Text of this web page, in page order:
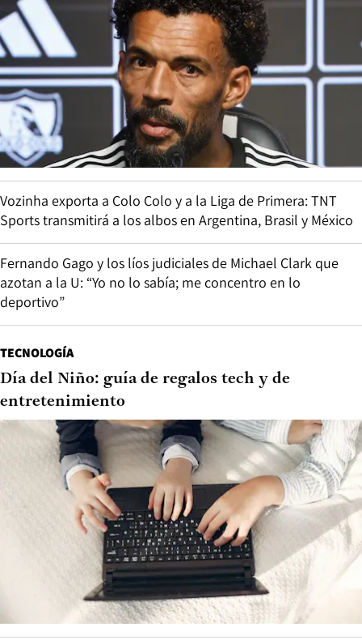
Vozinha exporta a Colo Colo y a la Liga de Primera: TNT
Sports transmitirá a los albos en Argentina, Brasil y México
Fernando Gago y los líos judiciales de Michael Clark que
azotan a la U: “Yo no lo sabía; me concentro en lo
deportivo”
TECNOLOGÍA
Día del Niño: guía de regalos tech y de
entretenimiento